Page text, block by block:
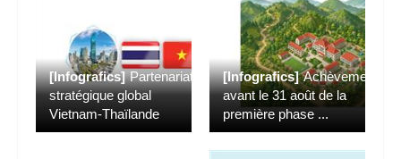
[Infografics] Partenariat
stratégique global
Vietnam-Thaïlande
[Infografics] Achèvement
avant le 31 août de la
première phase ...